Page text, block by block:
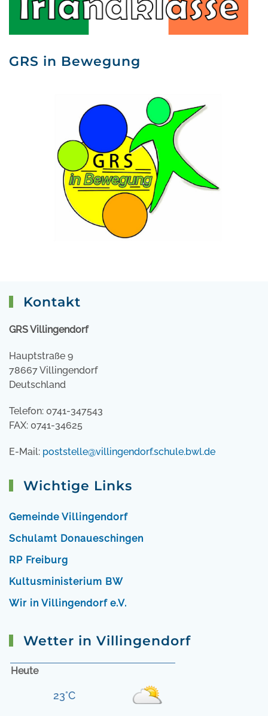
GRS in Bewegung
Kontakt
GRS Villingendorf
Hauptstraße 9
78667 Villingendorf
Deutschland
Telefon: 0741-347543
FAX: 0741-34625
E-Mail: poststelle@villingendorf.schule.bwl.de
Wichtige Links
Gemeinde Villingendorf
Schulamt Donaueschingen
RP Freiburg
Kultusministerium BW
Wir in Villingendorf e.V.
Wetter in Villingendorf
Heute
23°C